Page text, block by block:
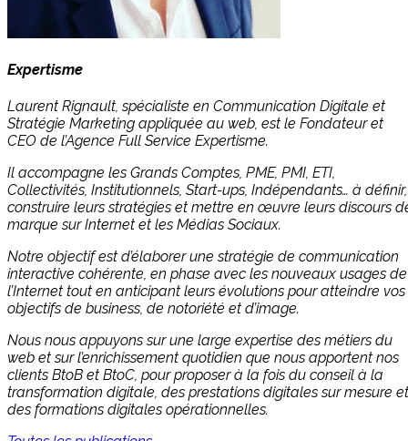
Expertisme
Laurent Rignault, spécialiste en Communication Digitale et
Stratégie Marketing appliquée au web, est le Fondateur et
CEO de l’Agence Full Service Expertisme.
Il accompagne les Grands Comptes, PME, PMI, ETI,
Collectivités, Institutionnels, Start-ups, Indépendants… à définir,
construire leurs stratégies et mettre en œuvre leurs discours
marque sur Internet et les Médias Sociaux.
Notre objectif est d’élaborer une stratégie de communication
interactive cohérente, en phase avec les nouveaux usages de
l’Internet tout en anticipant leurs évolutions pour atteindre vos
objectifs de business, de notoriété et d’image.
Nous nous appuyons sur une large expertise des métiers du
web et sur l’enrichissement quotidien que nous apportent nos
clients BtoB et BtoC, pour proposer à la fois du conseil à la
transformation digitale, des prestations digitales sur mesure et
des formations digitales opérationnelles.